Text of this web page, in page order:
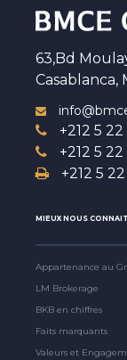
63,Bd
Casablanca,
+212 5 22
+212 5
+212 5
MIEUX NOUS
Appartenance au
LM Brokerage
BKB en chiffres
Faits marquants
Valeurs et